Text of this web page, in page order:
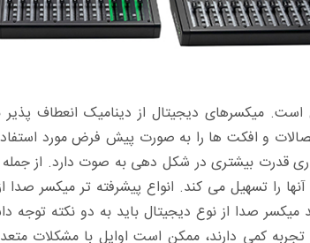
میکسرهای دیجیتال از دینامیک انعطاف
و افکت ها را به صورت پیش فرض مورد
قدرت بیشتری در شکل دهی به صوت دارد. از
را تسهیل می کند. انواع پیشرفته تر میکسر صدا
میکسر صدا از نوع دیجیتال باید به دو نکته توجه
کمی دارند، ممکن است اوایل با مشکلات